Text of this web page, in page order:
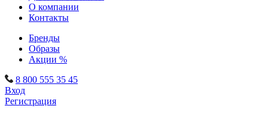
О компании
Контакты
Бренды
Образы
Акции %
8 800 555 35 45
Вход
Регистрация